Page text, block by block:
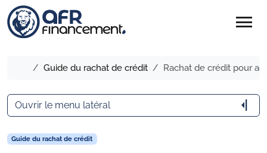
menu
Accueil
Guide du rachat de crédit Rachat de crédit pour
Guide du rachat de crédit
Ouvrir le menu latéral arrow_menu_close